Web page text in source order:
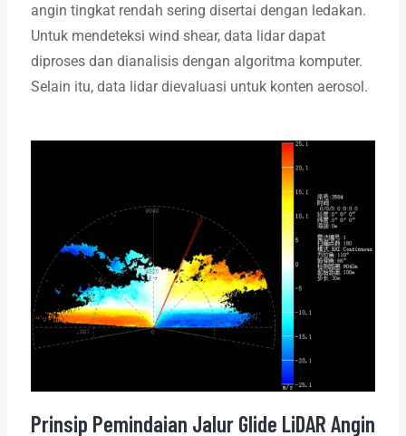
angin tingkat rendah sering disertai dengan ledakan.
Untuk mendeteksi wind shear, data lidar dapat
diproses dan dianalisis dengan algoritma komputer.
Selain itu, data lidar dievaluasi untuk konten aerosol.
Prinsip Pemindaian Jalur Glide LiDAR Angin